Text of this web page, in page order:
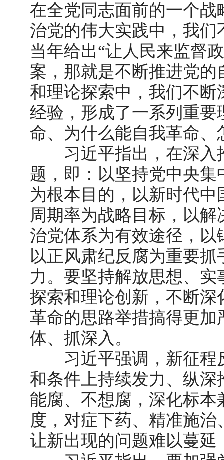
在全党同志面前的一个
治党的伟大实践中，我
当年给出“让人民来监督
案，那就是不断推进党
和理论探索中，我们不
经验，形成了一系列重
命、为什么能自我革命
习近平指出，在深入
题，即：以坚持党中央
为根本目的，以新时代
周期率为战略目标，以
治党体系为有效途径，
以正风肃纪反腐为重要
力。要坚持解放思想、
探索和理论创新，不断
革命的思路举措搞得更
体、抓深入。
习近平强调，新征程
和条件上持续发力、纵
能腐、不想腐，深化标
度，对症下药、精准施
让新出现的问题难以蔓